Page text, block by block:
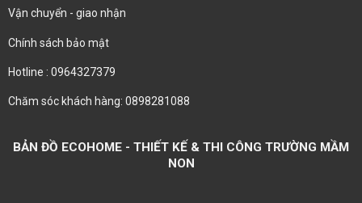
Vận chuyển - giao nhận
Chính sách bảo mật
Hotline : 0964327379
Chăm sóc khách hàng: 0898281088
BẢN ĐỒ ECOHOME - THIẾT KẾ & THI CÔNG TRƯỜNG MẦM
NON